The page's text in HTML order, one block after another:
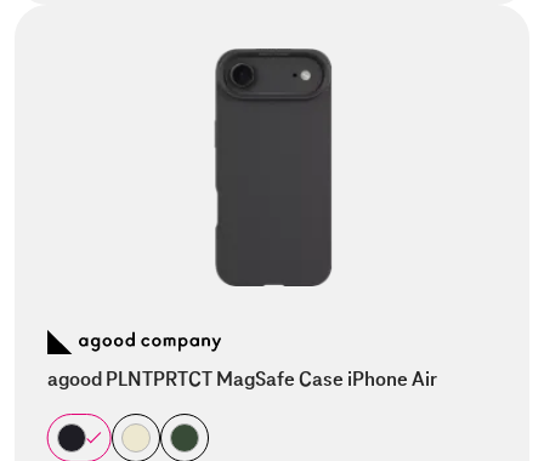
agood PLNTPRTCT MagSafe Case iPhone Air